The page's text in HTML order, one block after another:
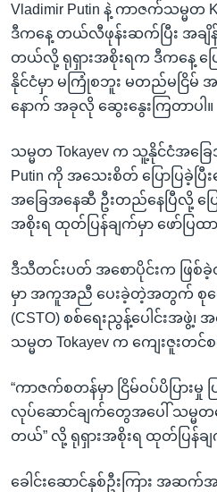
သို့
ကျော်
ရန်
Vladimir Putin နဲ့ ကာဇက်သမ္မတ
ဒီကနေ့ တယ်လီဖုန်းဆက်ပြီး အချိ
တယ်လို့ ရုရှားအစိုးရက ဒီကနေ့ ပ
နိုင်ငံမှာ မကြုံစဘူး မတည်မငြိမ် အ
နောက် အခုလို ဆွေးနွေးကြတာပါ။
သမ္မတ Tokayev က သူ့နိုင်ငံအခ
Putin ကို အသေးစိတ် ပြောပြခဲ့ပ
အခြေအနေဆီ ဦးတည်နေပြီလို့ ပြ
အစိုးရ ထုတ်ပြန်ချက်မှာ ဖော်ပြထ
ဒီသီတင်းပတ် အစောပိုင်းက ဖြစ်ခဲ့
မှာ အကူအညီ ပေးခဲ့တဲ့အတွက် စုပေ
(CSTO) စစ်ရေးညွန့်ပေါင်းအဖွဲ့၊
သမ္မတ Tokayev က ကျေးဇူးတ
“ကာဇက်စတန်မှာ ငြိမ်ဝပ်ပိပြား
လုပ်ဆောင်ချက်တွေအပေါ် သမ္မ
တယ်” လို့ ရုရှားအစိုးရ ထုတ်ပြန်
ခေါင်းဆောင်နှစ်ဦးကြား အ